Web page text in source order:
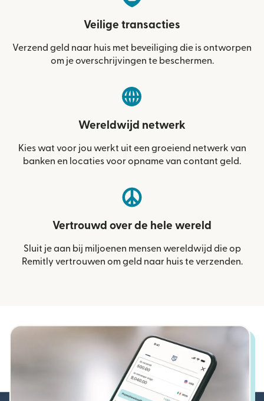
Veilige transacties
Verzend geld naar huis met beveiliging die is ontworpen
om je overschrijvingen te beschermen.
Wereldwijd netwerk
Kies wat voor jou werkt uit een groeiend netwerk van
banken en locaties voor opname van contant geld.
Vertrouwd over de hele wereld
Sluit je aan bij miljoenen mensen wereldwijd die op
Remitly vertrouwen om geld naar huis te verzenden.